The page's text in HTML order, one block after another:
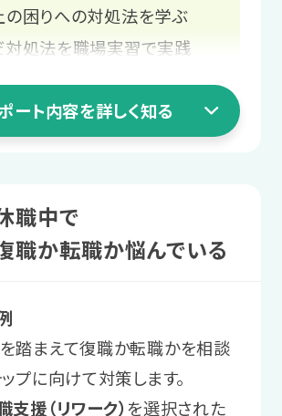
4 職場定着ステージ
ための
の関係づくり
例
行います。
3 就職活動ステージ
動の知識を
ける
などを学びます。
例
ど、スタッフが就職活動を
します。必要に応じて面接
ッフが同行します。
性を活かせそうな職種や、
担になりそうな業務のイメ
って
い環境を探す
少ない業務や、居心地のよい
ます。
例
の困りへの対処法を学ぶ
対処法を職場実習で実践
安や要望を企業に伝える
調整方法を身につける
困りへの
夫やコミュニケーションのコ
けます。
ート内容を詳しく知る
職中で
職か転職か悩んでいる
踏まえて復職か転職かを相談
ップに向けて対策します。
支援（リワーク）を選択された